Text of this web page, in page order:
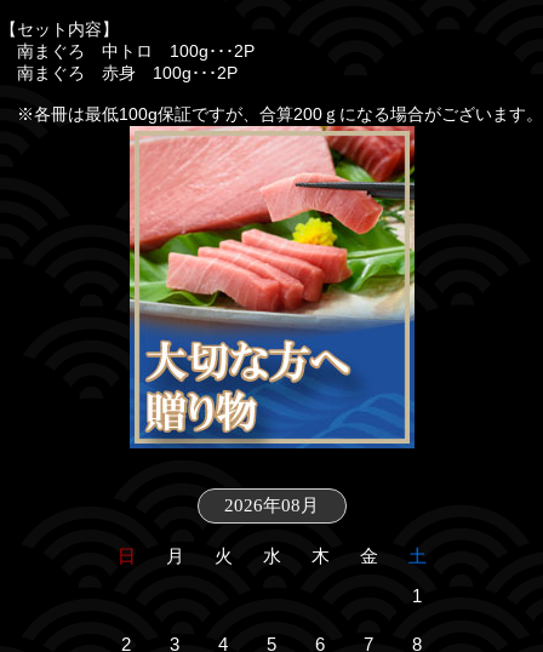
【セット内容】
南まぐろ 中トロ 100g･･･2P
南まぐろ 赤身 100g･･･2P
※各冊は最低100g保証ですが、合算200ｇになる場合がございます。
2026年08月
日 月 火 水 木 金
土
1
2 3 4 5 6 7 8